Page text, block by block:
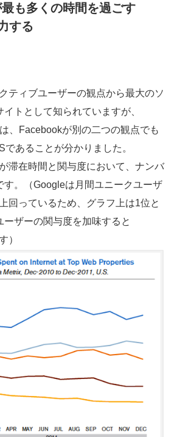
最も多くの時間を過ごす
する
ティブユーザーの観点から最大のソ
トとして知られていますが、
、Facebookが別の二つの観点でも
あることが分かりました。
滞在時間と関与度において、ナンバ
す。（Googleは月間ユニークユーザ
回っているため、グラフ上は1位と
ーザーの関与度を加味すると
）